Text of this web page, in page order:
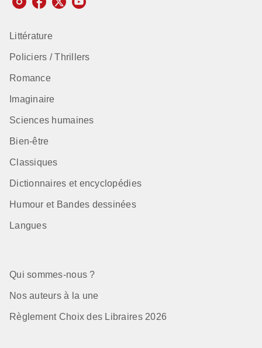
Littérature
Policiers / Thrillers
Romance
Imaginaire
Sciences humaines
Bien-être
Classiques
Dictionnaires et encyclopédies
Humour et Bandes dessinées
Langues
Qui sommes-nous ?
Nos auteurs à la une
Règlement Choix des Libraires 2026